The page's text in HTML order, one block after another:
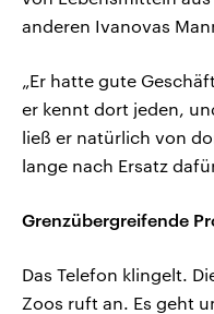
anderen Ivanovas
„Er hatte gute
er kennt dort jeden,
ließ er natürlich von
lange nach Ersatz
Grenzübergreifende
Das Telefon klingelt.
Zoos ruft an. Es geht